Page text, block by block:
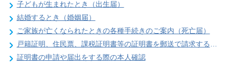
子どもが生まれたとき（出生届）
結婚するとき（婚姻届）
ご家族が亡くなられたときの各種手続きのご案内（死亡届）
戸籍証明、住民票、課税証明書等の証明書を郵送で請求する際の本人確認
証明書の申請や届出をする際の本人確認